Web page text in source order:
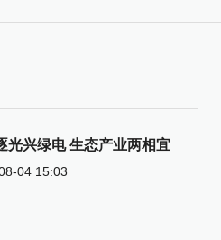
光兴绿电 生态产业两相宜
04 15:03